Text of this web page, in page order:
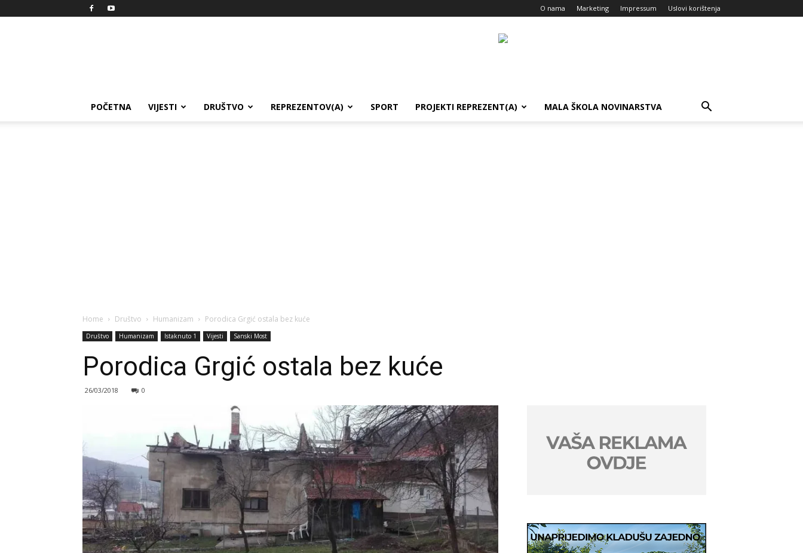
O nama Marketing Impressum Uslovi korištenja
POČETNA VIJESTI DRUŠTVO REPREZENTOV(A) SPORT PROJEKTI REPREZENT(A) MALA ŠKOLA NOVINARSTVA
Home Društvo Humanizam Porodica Grgić ostala bez kuće
Društvo Humanizam Istaknuto 1 Vijesti Sanski Most
Porodica Grgić ostala bez kuće
26/03/2018 0